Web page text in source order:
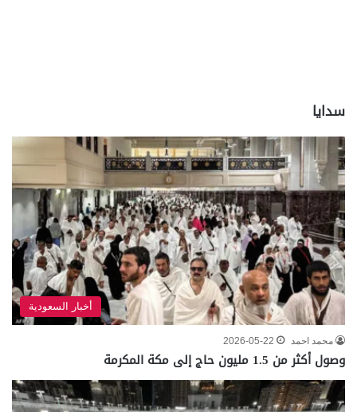
سدايا
أخبار السعودية
محمد احمد 2026-05-22
وصول أكثر من 1.5 مليون حاج إلى مكة المكرمة